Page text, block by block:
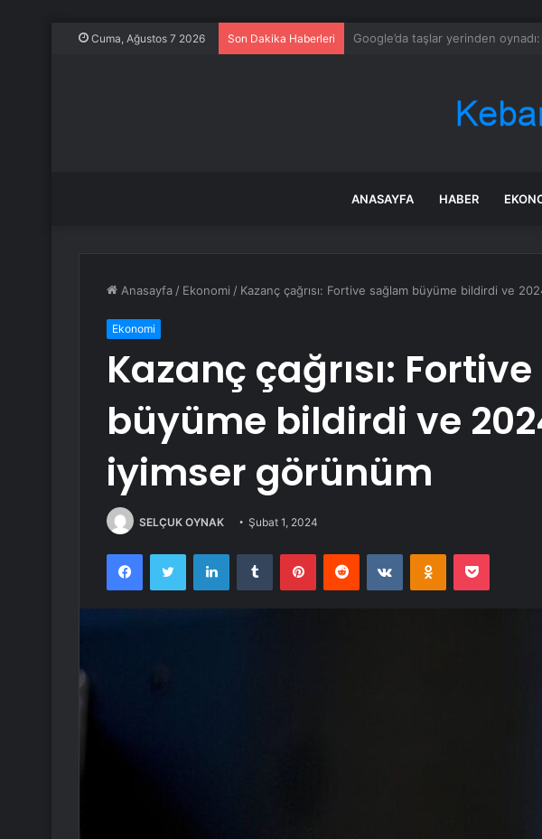
Cuma, Ağustos 7 2026 Son Dakika Haberleri Öykü Serter kimdir, ne iş
ANASAYFA HABER
Anasayfa / Ekonomi / Kazanç çağrısı: Fortive sağlam büyüme bildirdi ve
Ekonomi
Kazanç çağrısı:
büyüme bildirdi ve
iyimser görünüm
SELÇUK OYNAK Şubat 1, 2024
FacebookTwitter LinkedInTumblr PinterestReddit VKontakteOdnoklassniki
Pocket